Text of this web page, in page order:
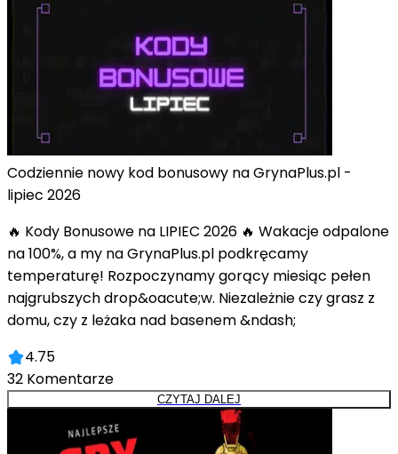
Codziennie nowy kod bonusowy na GrynaPlus.pl -
lipiec 2026
🔥 Kody Bonusowe na LIPIEC 2026 🔥 Wakacje odpalone
na 100%, a my na GrynaPlus.pl podkręcamy
temperaturę! Rozpoczynamy gorący miesiąc pełen
najgrubszych drop&oacute;w. Niezależnie czy grasz z
domu, czy z leżaka nad basenem &ndash;
4.75
32 Komentarze
CZYTAJ DALEJ